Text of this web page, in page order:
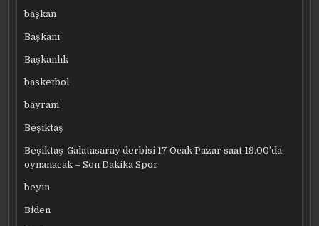
başkan
Başkanı
Başkanlık
basketbol
bayram
Beşiktaş
Beşiktaş-Galatasaray derbisi 17 Ocak Pazar saat 19.00’da
oynanacak – Son Dakika Spor
beyin
Biden